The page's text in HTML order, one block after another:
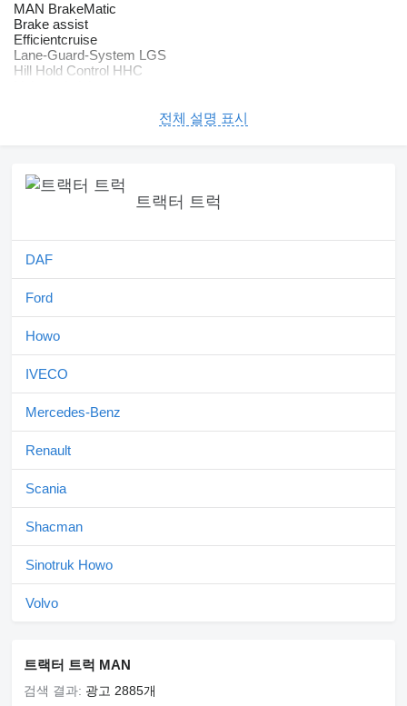
MAN BrakeMatic
Brake assist
Efficientcruise
Lane-Guard-System LGS
Hill Hold Control HHC
Cornering light
Audio & communication
Radio
AUX & USB connector
Exterior
Leaf air suspension
Electr. and heated rear view mirrors
Rear differential lock
Axle load indicator
1x15 pin plug
Speed limiter
Safety
Retarder
Electr. Stability Programm ESP
Anti Slip Regulation ASR
Antilock Braking System ABS
Electr. and heated kerb mirror: right
Electr./heated wide angle mirror
Immobilizer
Interior
Digital tachograph
전체 설명 표시
트랙터 트럭
DAF
Ford
Howo
IVECO
Mercedes-Benz
Renault
Scania
Shacman
Sinotruk Howo
Volvo
트랙터 트럭 MAN
검색 결과: 광고 2885개